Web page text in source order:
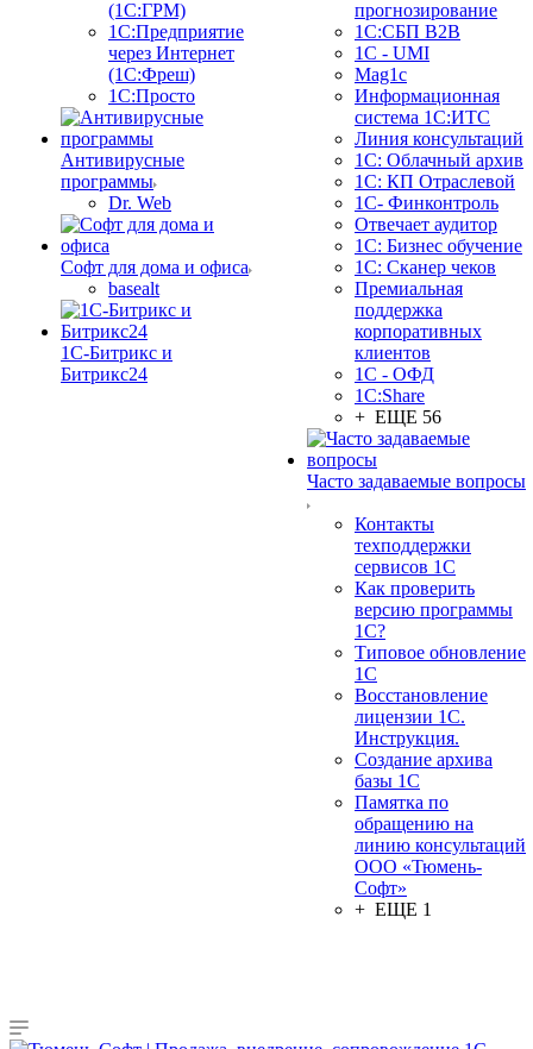
(1С:ГРМ)
1С:Предприятие
через Интернет
(1С:Фреш)
1С:Просто
Антивирусные
программы
Dr. Web
Софт для дома и офиса
basealt
1С-Битрикс и
Битрикс24
прогнозирование
1С:СБП B2B
1C - UMI
Mag1c
Информационная
система 1С:ИТС
Линия консультаций
1С: Облачный архив
1С: КП Отраслевой
1С- Финконтроль
Отвечает аудитор
1С: Бизнес обучение
1С: Сканер чеков
Премиальная
поддержка
корпоративных
клиентов
1С - ОФД
1С:Share
+ ЕЩЕ 56
Часто задаваемые вопросы
Контакты
техподдержки
сервисов 1С
Как проверить
версию программы
1С?
Типовое обновление
1С
Восстановление
лицензии 1С.
Инструкция.
Создание архива
базы 1С
Памятка по
обращению на
линию консультаций
ООО «Тюмень-
Софт»
+ ЕЩЕ 1